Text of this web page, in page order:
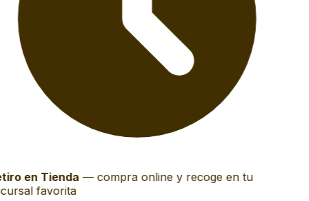
en Tienda—compra online y recoge en tu
favorita